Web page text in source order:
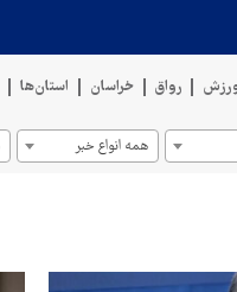
رواق خراسان استان‌ها
همه انواع خبر